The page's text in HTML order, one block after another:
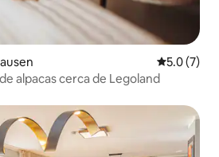
5.0 (7)
alpacas cerca de Legoland